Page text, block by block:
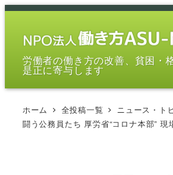
メ
労働者の働き方の改善、貧困・
是正に寄与します
ホーム 全投稿一覧 ニュース・ト
闘う公務員たち 厚労省“コロナ本部”